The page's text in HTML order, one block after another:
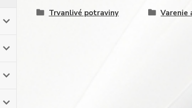
Trvanlivé potraviny Varenie